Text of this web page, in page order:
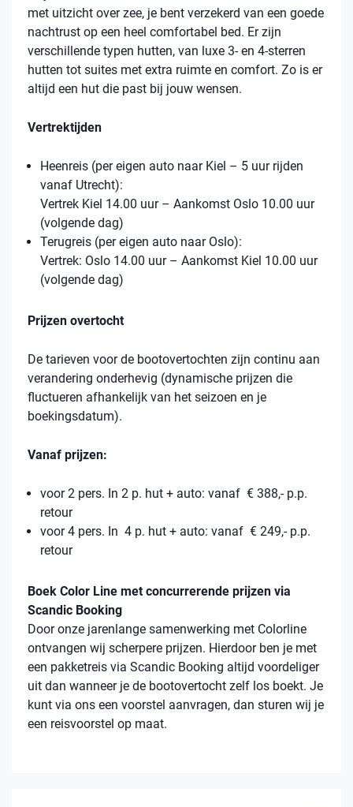
met uitzicht over zee, je bent verzekerd van een goede
nachtrust op een heel comfortabel bed. Er zijn
verschillende typen hutten, van luxe 3- en 4-sterren
hutten tot suites met extra ruimte en comfort. Zo is er
altijd een hut die past bij jouw wensen.
Vertrektijden
Heenreis (per eigen auto naar Kiel – 5 uur rijden
vanaf Utrecht):
Vertrek Kiel 14.00 uur – Aankomst Oslo 10.00 uur
(volgende dag)
Terugreis (per eigen auto naar Oslo):
Vertrek: Oslo 14.00 uur – Aankomst Kiel 10.00 uur
(volgende dag)
Prijzen overtocht
De tarieven voor de bootovertochten zijn continu aan
verandering onderhevig (dynamische prijzen die
fluctueren afhankelijk van het seizoen en je
boekingsdatum).
Vanaf prijzen:
voor 2 pers. In 2 p. hut + auto: vanaf € 388,- p.p.
retour
voor 4 pers. In 4 p. hut + auto: vanaf € 249,- p.p.
retour
Boek Color Line met concurrerende prijzen via
Scandic Booking
Door onze jarenlange samenwerking met Colorline
ontvangen wij scherpere prijzen. Hierdoor ben je met
een pakketreis via Scandic Booking altijd voordeliger
uit dan wanneer je de bootovertocht zelf los boekt. Je
kunt via ons een voorstel aanvragen, dan sturen wij je
een reisvoorstel op maat.